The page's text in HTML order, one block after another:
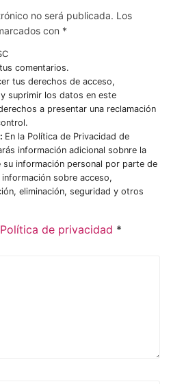
no será publicada. Los
con *
comentarios.
tus derechos de acceso,
suprimir los datos en este
a presentar una reclamación
En la Política de Privacidad de
información adicional sobnre la
su información personal por parte de
sobre acceso,
eliminación, seguridad y otros
Política de privacidad *